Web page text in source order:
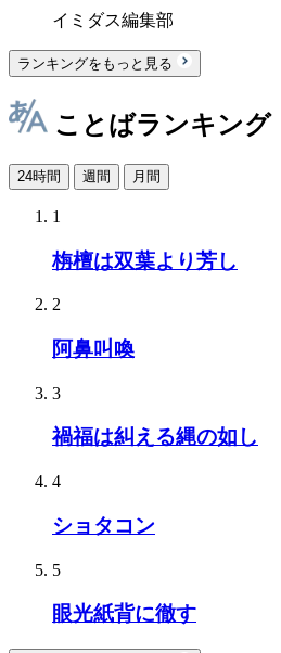
イミダス編集部
ランキングをもっと見る
ことばランキング
24時間 週間 月間
1
栴檀は双葉より芳し
2
阿鼻叫喚
3
禍福は糾える縄の如し
4
ショタコン
5
眼光紙背に徹す